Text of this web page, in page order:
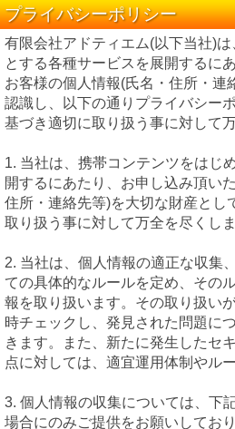
プライバシーポリシー
有限会社アドティエム(以下当社)
とする各種サービスを展開するに
お客様の個人情報(氏名・住所・連
認識し、以下の通りプライバシー
基づき適切に取り扱う事に対して
1. 当社は、携帯コンテンツをはじ
開するにあたり、お申し込み頂い
住所・連絡先等)を大切な財産とし
取り扱う事に対して万全を尽くしま
2. 当社は、個人情報の適正な収集
ての具体的なルールを定め、その
報を取り扱います。その取り扱い
時チェックし、発見された問題に
きます。また、新たに発生したセ
点に対しては、適宜運用体制やル
3. 個人情報の収集については、下
場合にのみご提供をお願いしてお